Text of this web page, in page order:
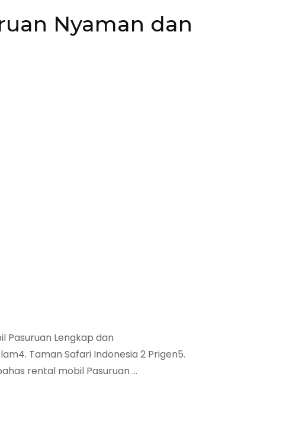
Nyaman dan
Pasuruan Lengkap dan
Taman Safari Indonesia 2 Prigen5.
rental mobil Pasuruan …